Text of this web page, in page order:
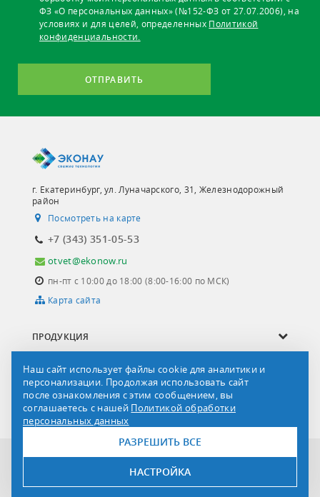
ФЗ «О персональных данных» (№152-ФЗ от 27.07.2006), на
условиях и для целей, определенных Политикой
конфиденциальности.
ОТПРАВИТЬ
г. Екатеринбург, ул. Луначарского, 31, Железнодорожный
район
Посмотреть на карте
+7 (343) 351-05-53
otvet@ekonow.ru
пн-пт с 10:00 до 18:00 (8:00-16:00 по МСК)
Карта сайта
ПРОДУКЦИЯ
СЕРВИС И УСЛУГИ
О КОМПАНИИ
Наш сайт использует файлы cookie для аналитики и
персонализации. Продолжая использовать сайт
после ознакомления с этим сообщением, вы
соглашаетесь с нашей Политикой обработки
персональных данных
РАЗРЕШИТЬ ВСЕ
НАСТРОЙКА